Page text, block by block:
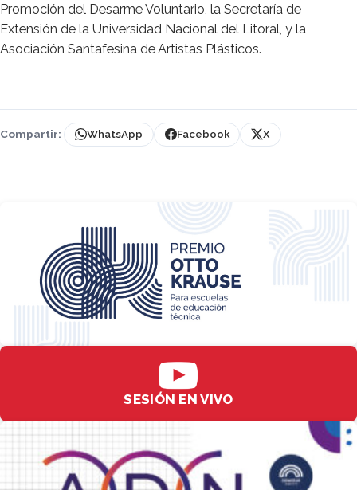
Promoción del Desarme Voluntario, la Secretaría de
Extensión de la Universidad Nacional del Litoral, y la
Asociación Santafesina de Artistas Plásticos.
Compartir: WhatsApp Facebook X
SESIÓN EN VIVO